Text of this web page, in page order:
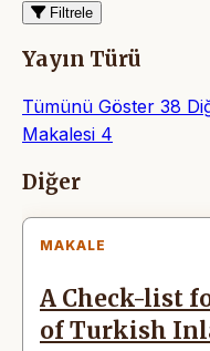
Filtrele
Yayın Türü
Tümünü Göster 38
Makalesi 4
Makaleler
Diğer
MAKALE
A Check-list
of Turkish